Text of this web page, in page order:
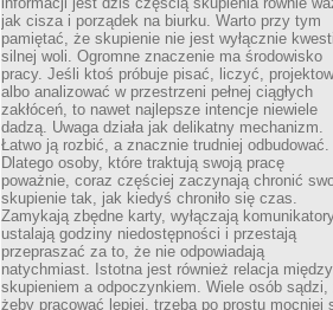
jak cisza i porządek na biurku. Warto przy tym
pamiętać, że skupienie nie jest wyłącznie
silnej woli. Ogromne znaczenie ma środowisko
pracy. Jeśli ktoś próbuje pisać, liczyć,
albo analizować w przestrzeni pełnej ciągłych
zakłóceń, to nawet najlepsze intencje niewiele
dadzą. Uwaga działa jak delikatny mechanizm.
Łatwo ją rozbić, a znacznie trudniej odbudować.
Dlatego osoby, które traktują swoją pracę
poważnie, coraz częściej zaczynają chronić
skupienie tak, jak kiedyś chroniło się czas.
Zamykają zbędne karty, wyłączają
ustalają godziny niedostępności i przestają
przepraszać za to, że nie odpowiadają
natychmiast. Istotna jest również relacja między
skupieniem a odpoczynkiem. Wiele osób sądzi,
żeby pracować lepiej, trzeba po prostu mocniej